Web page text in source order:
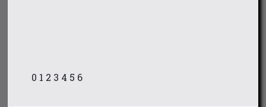
0 1 2 3 4 5 6